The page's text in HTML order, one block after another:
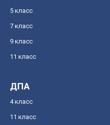
5 класс
7 класс
9 класс
11 класс
ДПА
4 класс
11 класс